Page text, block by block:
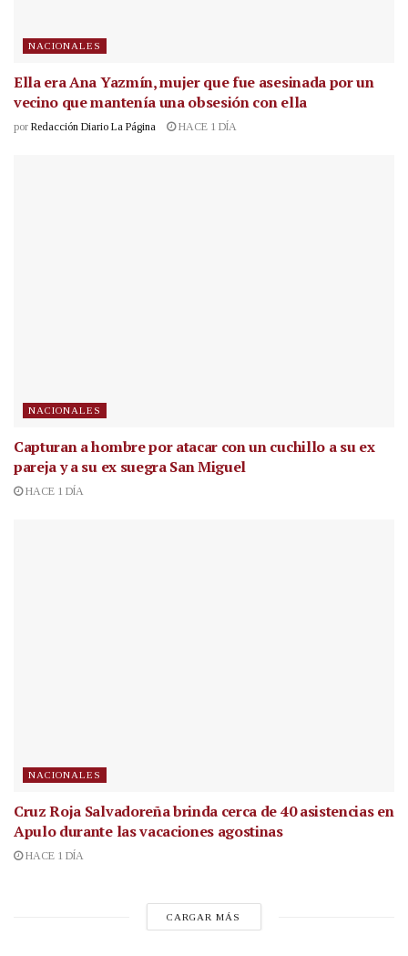
NACIONALES
Ella era Ana Yazmín, mujer que fue asesinada por un
vecino que mantenía una obsesión con ella
por Redacción Diario La Página HACE 1 DÍA
NACIONALES
Capturan a hombre por atacar con un cuchillo a su ex
pareja y a su ex suegra San Miguel
HACE 1 DÍA
NACIONALES
Cruz Roja Salvadoreña brinda cerca de 40 asistencias en
Apulo durante las vacaciones agostinas
HACE 1 DÍA
CARGAR MÁS